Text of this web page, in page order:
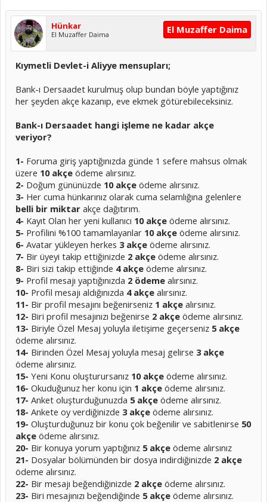
Hünkar
El Muzaffer Daima El Muzaffer Daima
Kıymetli Devlet-i Aliyye mensupları;
Bank-ı Dersaadet kurulmuş olup bundan böyle yaptığınız
her şeyden akçe kazanıp, eve ekmek götürebileceksiniz.
Bank-ı Dersaadet hangi işleme ne kadar akçe
veriyor?
1- Foruma giriş yaptığınızda günde 1 sefere mahsus olmak
üzere 10 akçe ödeme alırsınız.
2- Doğum gününüzde 10 akçe ödeme alırsınız.
3- Her cuma hünkarınız olarak cuma selamlığına gelenlere
belli bir miktar akçe dağıtırım.
4- Kayıt Olan her yeni kullanıcı 10 akçe ödeme alırsınız.
5- Profilini %100 tamamlayanlar 10 akçe ödeme alırsınız.
6- Avatar yükleyen herkes 3 akçe ödeme alırsınız.
7- Bir üyeyi takip ettiğinizde 2 akçe ödeme alırsınız.
8- Biri sizi takip ettiğinde 4 akçe ödeme alırsınız.
9- Profil mesajı yaptığınızda 2 ödeme alırsınız.
10- Profil mesajı aldığınızda 4 akçe alırsınız.
11- Bir profil mesajını beğenirseniz 1 akçe alırsınız.
12- Biri profil mesajınızı beğenirse 2 akçe ödeme alırsınız.
13- Biriyle Özel Mesaj yoluyla iletişime geçerseniz 5 akçe
ödeme alırsınız.
14- Birinden Özel Mesaj yoluyla mesaj gelirse 3 akçe
ödeme alırsınız.
15- Yeni Konu oluşturursanız 10 akçe ödeme alırsınız.
16- Okuduğunuz her konu için 1 akçe ödeme alırsınız.
17- Anket oluşturduğunuzda 5 akçe ödeme alırsınız.
18- Ankete oy verdiğinizde 3 akçe ödeme alırsınız.
19- Oluşturduğunuz bir konu çok beğenilir ve sabitlenirse 50
akçe ödeme alırsınız.
20- Bir konuya yorum yaptığınız 5 akçe ödeme alırsınız
21- Dosyalar bölümünden bir dosya indirdiğinizde 2 akçe
ödeme alırsınız.
22- Bir mesajı beğendiğinizde 2 akçe ödeme alırsınız.
23- Biri mesajınızı beğendiğinde 5 akçe ödeme alırsınız.